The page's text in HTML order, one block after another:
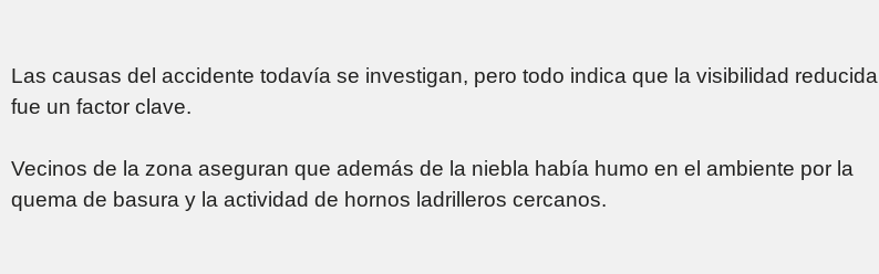
Las causas del accidente todavía se investigan, pero todo indica que la visibilidad reducida
fue un factor clave.
Vecinos de la zona aseguran que además de la niebla había humo en el ambiente por la
quema de basura y la actividad de hornos ladrilleros cercanos.